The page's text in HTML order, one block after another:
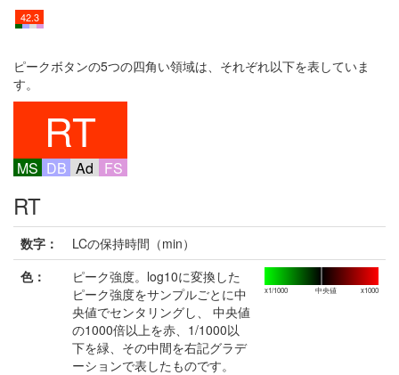
42.3
ピークボタンの5つの四角い領域は、それぞれ以下を表していま
す。
RT
MS DB Ad FS
RT
数字：
LCの保持時間（min）
色：
ピーク強度。log10に変換した
ピーク強度をサンプルごとに中
央値でセンタリングし、 中央値
の1000倍以上を赤、1/1000以
下を緑、その中間を右記グラデ
ーションで表したものです。
x1/1000 中央値 x1000